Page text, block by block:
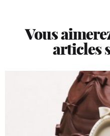
Vous
articles